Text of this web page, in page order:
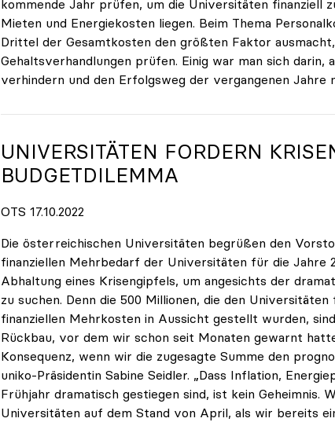
kommende Jahr prüfen, um die Universitäten finanziell
Mieten und Energiekosten liegen. Beim Thema
Drittel der Gesamtkosten den größten Faktor
Gehaltsverhandlungen prüfen. Einig war man sich darin,
verhindern und den Erfolgsweg der vergangenen Jahre
UNIVERSITÄTEN FORDERN
BUDGETDILEMMA
OTS 17.10.2022
Die österreichischen Universitäten begrüßen den
finanziellen Mehrbedarf der Universitäten für die Jahre
Abhaltung eines Krisengipfels, um angesichts der
zu suchen. Denn die 500 Millionen, die den
finanziellen Mehrkosten in Aussicht gestellt wurden,
Rückbau, vor dem wir schon seit Monaten gewarnt
Konsequenz, wenn wir die zugesagte Summe den
uniko-Präsidentin Sabine Seidler. „Dass Inflation,
Frühjahr dramatisch gestiegen sind, ist kein Geheimnis.
Universitäten auf dem Stand von April, als wir bereits